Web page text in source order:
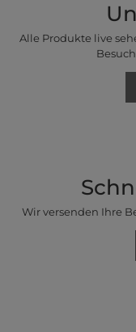
Alle Produkte live
Wir versenden Ihre